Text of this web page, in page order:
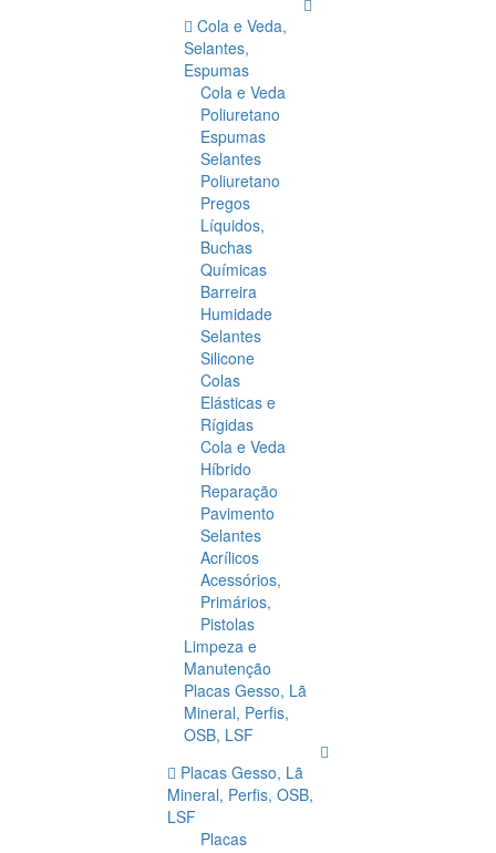
Cola e Veda,
Selantes,
Espumas
Cola e Veda
Poliuretano
Espumas
Selantes
Poliuretano
Pregos
Líquidos,
Buchas
Químicas
Barreira
Humidade
Selantes
Silicone
Colas
Elásticas e
Rígidas
Cola e Veda
Híbrido
Reparação
Pavimento
Selantes
Acrílicos
Acessórios,
Primários,
Pistolas
Limpeza e
Manutenção
Placas Gesso, Lã
Mineral, Perfis,
OSB, LSF
Placas Gesso, Lã
Mineral, Perfis, OSB,
LSF
Placas